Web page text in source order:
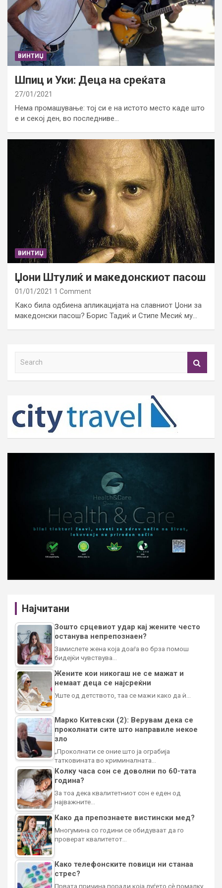
ВИНТИЏ
Шпиц и Уки: Деца на среќата
27/01/2021
Нема промашување: тој си е на истото место каде што
е и секој ден, во последниве…
ВИНТИЏ
Џони Штулиќ и македонскиот пасош
01/01/2021 1 Comment
Како била одбиена апликацијата на славниот Џони за
македонски пасош? Борис Тадиќ и Стипе Месиќ му…
h
Најчитани
Зошто срцевиот удар кај жените често
останува непрепознаен?
Замислете жена која доаѓа во брза помош
бидејќи чувствува…
Жените кои никогаш не се мажат и
немаат деца се најсреќни
Уште од детството, таа се мажи како да ѝ…
Марко Китевски (2): Верувам дека се
проколнати сите што направиле некое
зло
„Проколнати се оние што ја ограбија
татковината во криминалната…
Колку часа сон се доволни по 60-тата
година?
За тоа дека квалитетниот сон е еден од
најважните…
Како да препознаете вистински мед?
Многумина со години се обидуваат да го
проверат квалитетот…
Како телефонските повици ни станаа
стрес?
Првата причина поради која луѓето сè помалку